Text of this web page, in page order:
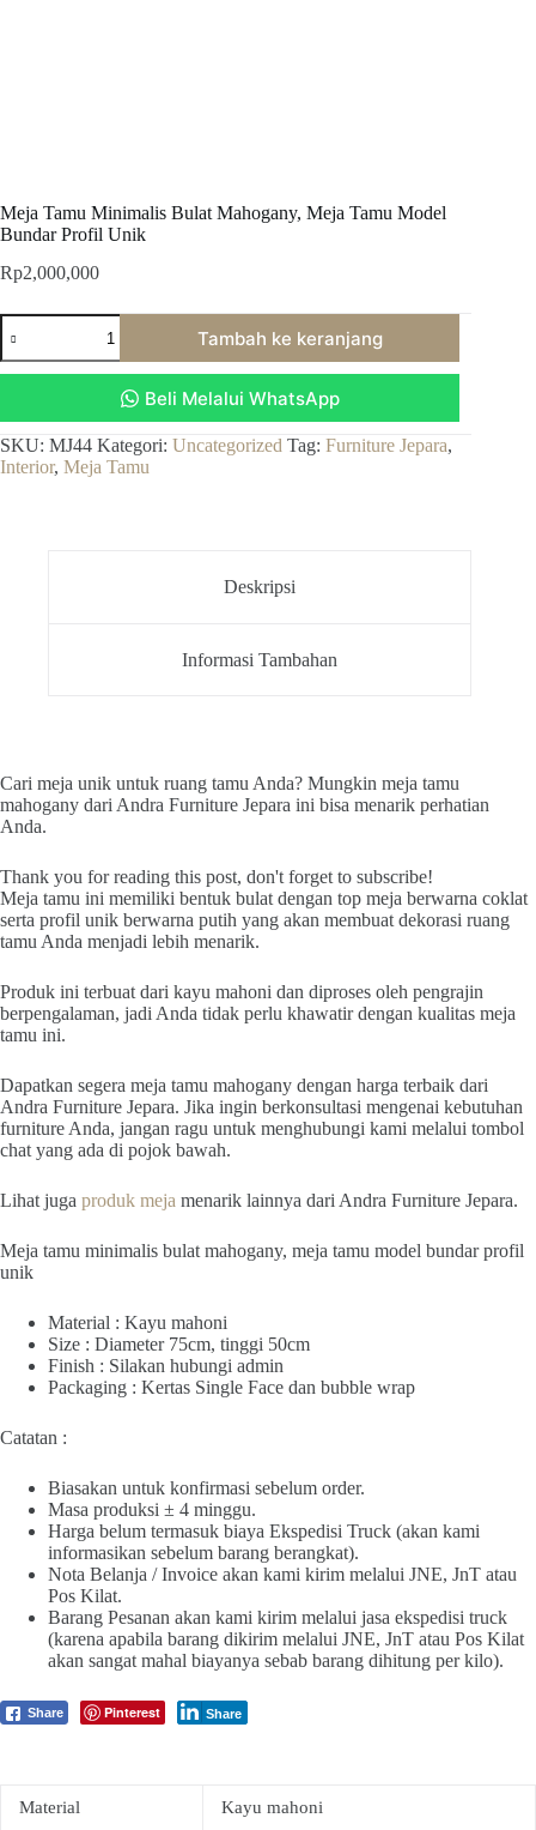
Meja Tamu Minimalis Bulat Mahogany, Meja Tamu Model
Bundar Profil Unik
Rp2,000,000
Kuantitas
Meja
Tamu
Mahogany,
Meja
Tamu
Tambah ke keranjang
Beli Melalui WhatsApp
SKU: MJ44 Kategori: Uncategorized Tag: Furniture Jepara,
Interior, Meja Tamu
Deskripsi
Informasi Tambahan
Cari meja unik untuk ruang tamu Anda? Mungkin meja tamu
mahogany dari Andra Furniture Jepara ini bisa menarik perhatian
Anda.
Thank you for reading this post, don't forget to subscribe!
Meja tamu ini memiliki bentuk bulat dengan top meja berwarna coklat
serta profil unik berwarna putih yang akan membuat dekorasi ruang
tamu Anda menjadi lebih menarik.
Produk ini terbuat dari kayu mahoni dan diproses oleh pengrajin
berpengalaman, jadi Anda tidak perlu khawatir dengan kualitas meja
tamu ini.
Dapatkan segera meja tamu mahogany dengan harga terbaik dari
Andra Furniture Jepara. Jika ingin berkonsultasi mengenai kebutuhan
furniture Anda, jangan ragu untuk menghubungi kami melalui tombol
chat yang ada di pojok bawah.
Lihat juga produk meja menarik lainnya dari Andra Furniture Jepara.
Meja tamu minimalis bulat mahogany, meja tamu model bundar profil
unik
Material : Kayu mahoni
Size : Diameter 75cm, tinggi 50cm
Finish : Silakan hubungi admin
Packaging : Kertas Single Face dan bubble wrap
Catatan :
Biasakan untuk konfirmasi sebelum order.
Masa produksi ± 4 minggu.
Harga belum termasuk biaya Ekspedisi Truck (akan kami
informasikan sebelum barang berangkat).
Nota Belanja / Invoice akan kami kirim melalui JNE, JnT atau
Pos Kilat.
Barang Pesanan akan kami kirim melalui jasa ekspedisi truck
(karena apabila barang dikirim melalui JNE, JnT atau Pos Kilat
akan sangat mahal biayanya sebab barang dihitung per kilo).
Share Pinterest Share
Material Kayu mahoni